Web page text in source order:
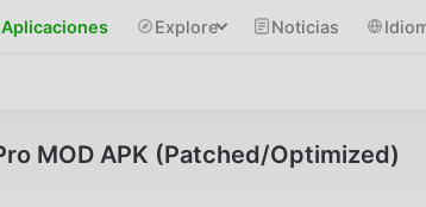
Aplicaciones Explore Noticias
MOD APK (Patched/Optimized)